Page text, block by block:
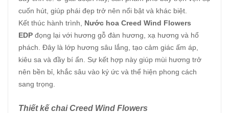
cuốn hút, giúp phái đẹp trở nên nổi bật và khác biệt.
Kết thúc hành trình, Nước hoa Creed Wind Flowers
EDP đọng lại với hương gỗ đàn hương, xạ hương và hổ
phách. Đây là lớp hương sâu lắng, tạo cảm giác ấm áp,
kiêu sa và đầy bí ẩn. Sự kết hợp này giúp mùi hương trở
nên bền bỉ, khắc sâu vào ký ức và thể hiện phong cách
sang trọng.
Thiết kế chai Creed Wind Flowers